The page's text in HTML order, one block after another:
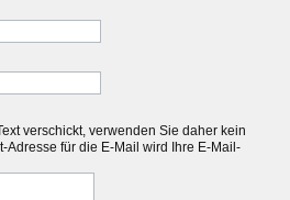
verschickt, verwenden Sie daher kein
Adresse für die E-Mail wird Ihre E-Mail-